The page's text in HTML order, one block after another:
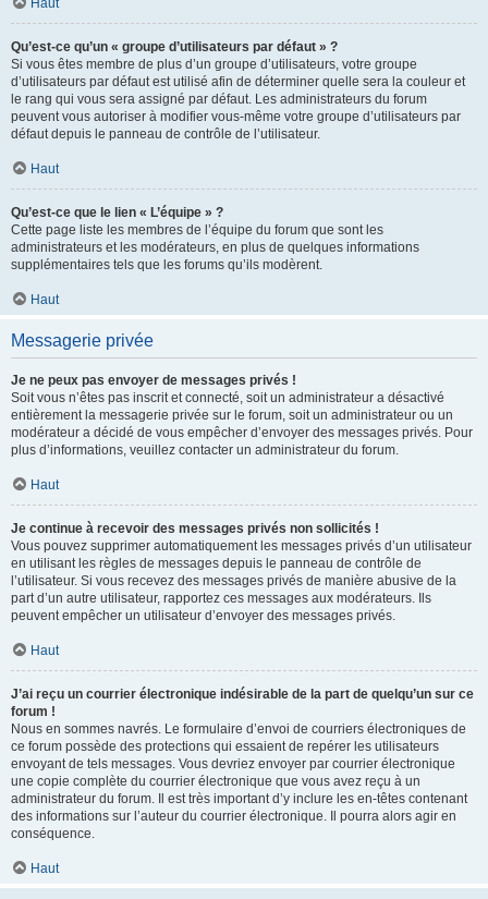
Haut
Qu’est-ce qu’un « groupe d’utilisateurs par défaut » ?
Si vous êtes membre de plus d’un groupe d’utilisateurs, votre groupe
d’utilisateurs par défaut est utilisé afin de déterminer quelle sera la couleur et
le rang qui vous sera assigné par défaut. Les administrateurs du forum
peuvent vous autoriser à modifier vous-même votre groupe d’utilisateurs par
défaut depuis le panneau de contrôle de l’utilisateur.
Haut
Qu’est-ce que le lien « L’équipe » ?
Cette page liste les membres de l’équipe du forum que sont les
administrateurs et les modérateurs, en plus de quelques informations
supplémentaires tels que les forums qu’ils modèrent.
Haut
Messagerie privée
Je ne peux pas envoyer de messages privés !
Soit vous n’êtes pas inscrit et connecté, soit un administrateur a désactivé
entièrement la messagerie privée sur le forum, soit un administrateur ou un
modérateur a décidé de vous empêcher d’envoyer des messages privés. Pour
plus d’informations, veuillez contacter un administrateur du forum.
Haut
Je continue à recevoir des messages privés non sollicités !
Vous pouvez supprimer automatiquement les messages privés d’un utilisateur
en utilisant les règles de messages depuis le panneau de contrôle de
l’utilisateur. Si vous recevez des messages privés de manière abusive de la
part d’un autre utilisateur, rapportez ces messages aux modérateurs. Ils
peuvent empêcher un utilisateur d’envoyer des messages privés.
Haut
J’ai reçu un courrier électronique indésirable de la part de quelqu’un sur ce
forum !
Nous en sommes navrés. Le formulaire d’envoi de courriers électroniques de
ce forum possède des protections qui essaient de repérer les utilisateurs
envoyant de tels messages. Vous devriez envoyer par courrier électronique
une copie complète du courrier électronique que vous avez reçu à un
administrateur du forum. Il est très important d’y inclure les en-têtes contenant
des informations sur l’auteur du courrier électronique. Il pourra alors agir en
conséquence.
Haut